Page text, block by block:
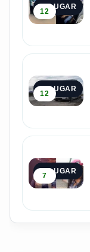
3º LUGAR
12
4º LUGAR
12
5º LUGAR
7